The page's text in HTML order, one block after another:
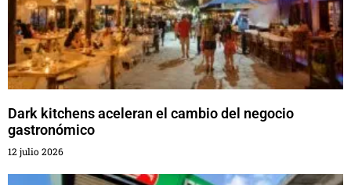
Dark kitchens aceleran el cambio del negocio
gastronómico
12 julio 2026